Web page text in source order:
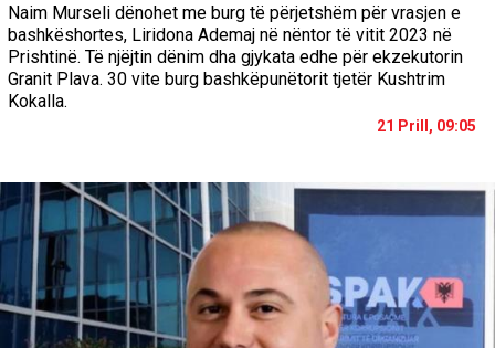
Naim Murseli dënohet me burg të përjetshëm për vrasjen e
bashkëshortes, Liridona Ademaj në nëntor të vitit 2023 në
Prishtinë. Të njëjtin dënim dha gjykata edhe për ekzekutorin
Granit Plava. 30 vite burg bashkëpunëtorit tjetër Kushtrim
Kokalla.
21 Prill, 09:05